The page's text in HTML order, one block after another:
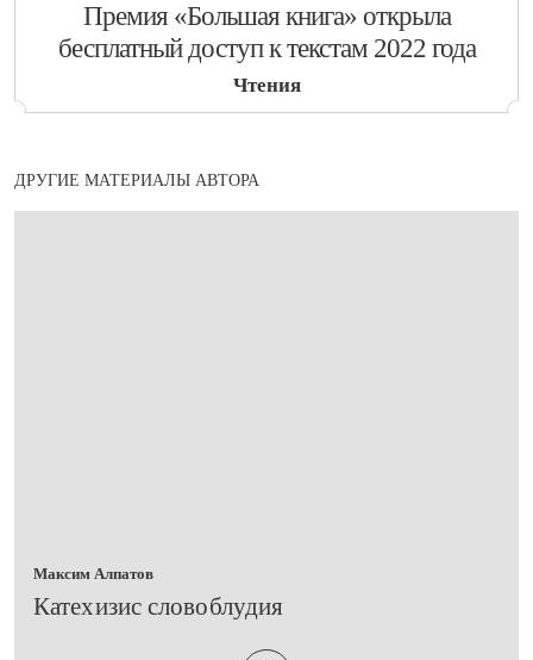
​Премия «Большая книга» открыла
бесплатный доступ к текстам 2022 года
Чтения
ДРУГИЕ МАТЕРИАЛЫ АВТОРА
Максим Алпатов
​Катехизис словоблудия